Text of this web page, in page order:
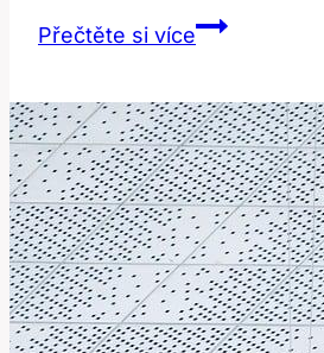
Přečtěte si víceEnthusiast:
Přeložit
Tento
Nadšenecký
Termín?